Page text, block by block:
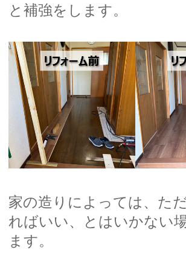
と補強をします。
家の造りによっては、た
ればいい、とはいかない
ます。